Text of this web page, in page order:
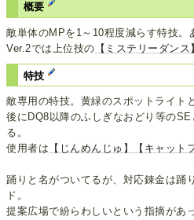
概要
敵単体のMPを1～10程度減らす特技。
Ver.2では上位技の 【ミステリーダンス
特技
敵専用の特技。黄緑のスポットライト
後にDQ8以降のふしぎなおどり等の
る。
使用者は 【じんめんじゅ】 【キャット
踊りと名がついてるが、対応錬金は踊
ド。
提案広場で紛らわしいという指摘があ